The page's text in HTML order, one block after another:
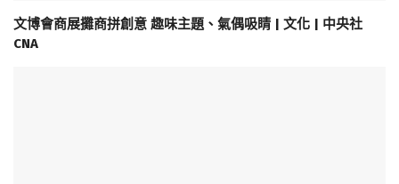
文博會商展攤商拼創意 趣味主題、氣偶吸睛 | 文化 | 中央社
CNA